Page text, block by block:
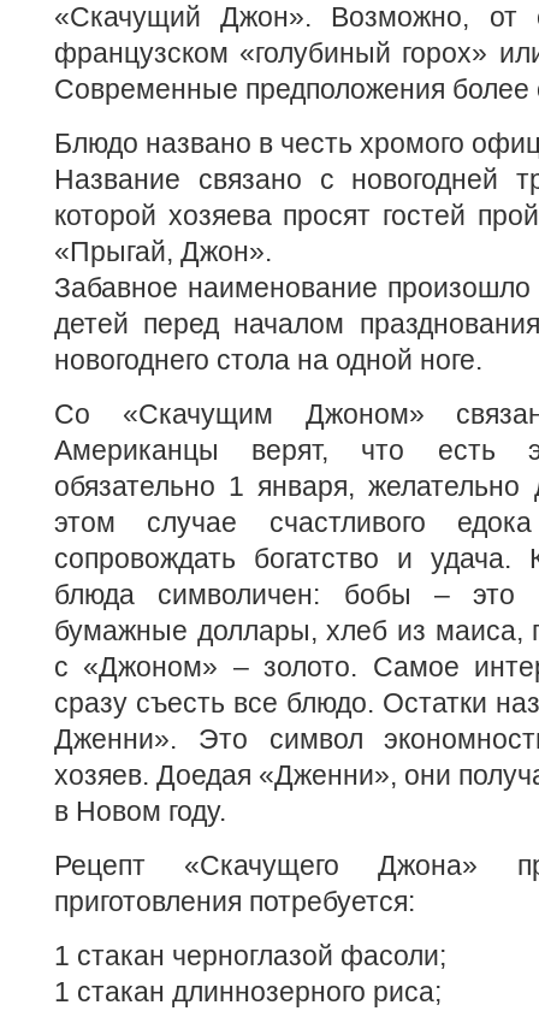
«Скачущий Джон». Возможно, от
французском «голубиный горох»
Современные предположения более
Блюдо названо в честь хромого
Название связано с новогодней
которой хозяева просят гостей
«Прыгай, Джон».
Забавное наименование
детей перед началом
новогоднего стола на одной ноге.
Со «Скачущим Джоном»
Американцы верят, что есть
обязательно 1 января,
этом случае счастливого
сопровождать богатство и удача.
блюда символичен: бобы – это
бумажные доллары, хлеб из маиса,
с «Джоном» – золото. Самое
сразу съесть все блюдо. Остатки
Дженни». Это символ
хозяев. Доедая «Дженни», они
в Новом году.
Рецепт «Скачущего Джона»
приготовления потребуется:
1 стакан черноглазой фасоли;
1 стакан длиннозерного риса;